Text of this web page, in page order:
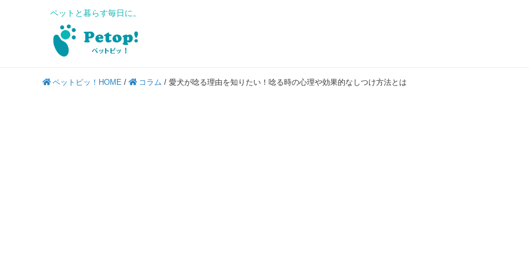
ペットと暮らす毎日に。
ペットピッ！HOME / コラム / 愛犬が唸る理由を知りたい！唸る時の心理や効果的なしつけ方法とは